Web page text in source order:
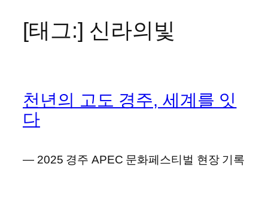
[태그:] 신라의빛
천년의 고도 경주, 세계를 잇
다
― 2025 경주 APEC 문화페스티벌 현장 기록